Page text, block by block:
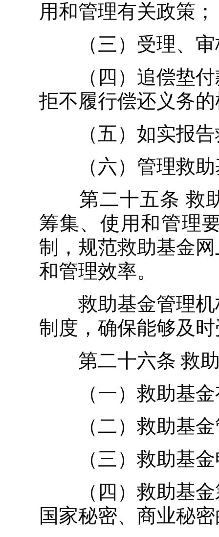
用和管理有关政策；
（三）受理、审
（四）追偿垫付
拒不履行偿还义务
（五）如实报告
（六）管理救助
第二十五条 救助
筹集、使用和管理
制，规范救助基金
和管理效率。
救助基金管理机
制度，确保能够及
第二十六条 救助
（一）救助基金
（二）救助基金
（三）救助基金
（四）救助基金
国家秘密、商业秘